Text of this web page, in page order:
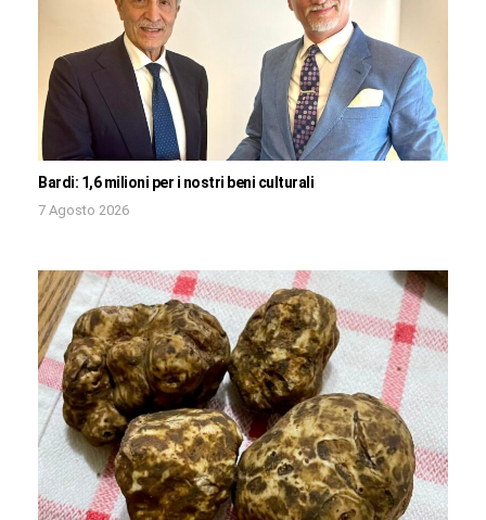
Bardi: 1,6 milioni per i nostri beni culturali
7 Agosto 2026